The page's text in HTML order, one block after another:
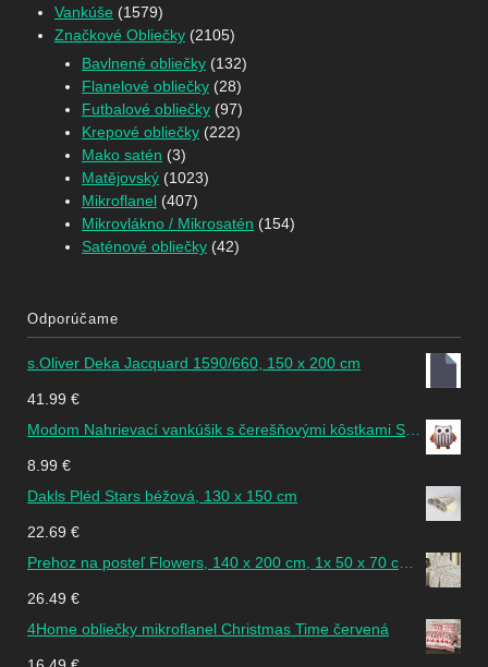
Vankúše (1579)
Značkové Obliečky (2105)
Bavlnené obliečky (132)
Flanelové obliečky (28)
Futbalové obliečky (97)
Krepové obliečky (222)
Mako satén (3)
Matějovský (1023)
Mikroflanel (407)
Mikrovlákno / Mikrosatén (154)
Saténové obliečky (42)
Odporúčame
s.Oliver Deka Jacquard 1590/660, 150 x 200 cm
41.99 €
Modom Nahrievací vankúšik s čerešňovými kôstkami Sovička SJH 596D
8.99 €
Dakls Pléd Stars béžová, 130 x 150 cm
22.69 €
Prehoz na posteľ Flowers, 140 x 200 cm, 1x 50 x 70 cm, 140 x 200 cm
26.49 €
4Home obliečky mikroflanel Christmas Time červená